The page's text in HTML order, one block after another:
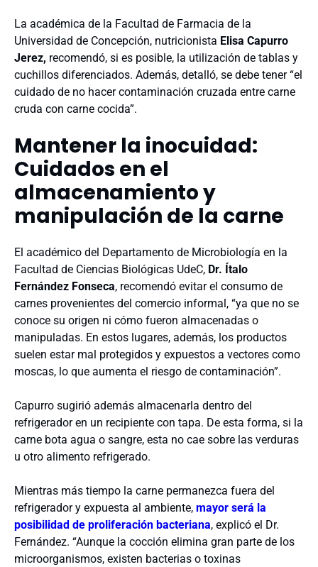
La académica de la Facultad de Farmacia de la
Universidad de Concepción, nutricionista Elisa Capurro
Jerez, recomendó, si es posible, la utilización de tablas y
cuchillos diferenciados. Además, detalló, se debe tener “el
cuidado de no hacer contaminación cruzada entre carne
cruda con carne cocida”.
Mantener la inocuidad:
Cuidados en el
almacenamiento y
manipulación de la carne
El académico del Departamento de Microbiología en la
Facultad de Ciencias Biológicas UdeC, Dr. Ítalo
Fernández Fonseca, recomendó evitar el consumo de
carnes provenientes del comercio informal, “ya que no se
conoce su origen ni cómo fueron almacenadas o
manipuladas. En estos lugares, además, los productos
suelen estar mal protegidos y expuestos a vectores como
moscas, lo que aumenta el riesgo de contaminación”.
Capurro sugirió además almacenarla dentro del
refrigerador en un recipiente con tapa. De esta forma, si la
carne bota agua o sangre, esta no cae sobre las verduras
u otro alimento refrigerado.
Mientras más tiempo la carne permanezca fuera del
refrigerador y expuesta al ambiente, mayor será la
posibilidad de proliferación bacteriana, explicó el Dr.
Fernández. “Aunque la cocción elimina gran parte de los
microorganismos, existen bacterias o toxinas